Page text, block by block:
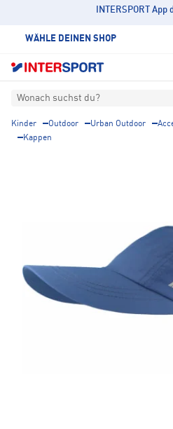
INTERSPORT
WÄHLE DEINEN SHOP
Wonach suchst du?
Kinder Outdoor Urban Outdoor
Kappen